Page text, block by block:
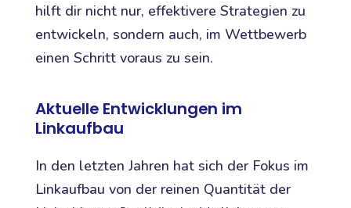
hilft dir nicht nur, effektivere Strategien zu
entwickeln, sondern auch, im Wettbewerb
einen Schritt voraus zu sein.
Aktuelle Entwicklungen im
Linkaufbau
In den letzten Jahren hat sich der Fokus im
Linkaufbau von der reinen Quantität der